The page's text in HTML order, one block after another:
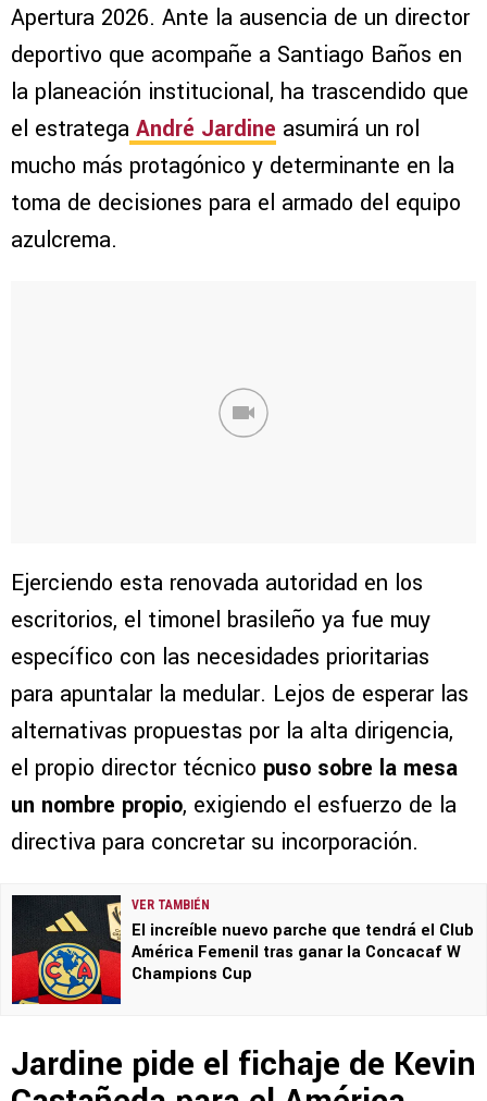
Apertura 2026. Ante la ausencia de un director
deportivo que acompañe a Santiago Baños en
la planeación institucional, ha trascendido que
el estratega André Jardine asumirá un rol
mucho más protagónico y determinante en la
toma de decisiones para el armado del equipo
azulcrema.
Ejerciendo esta renovada autoridad en los
escritorios, el timonel brasileño ya fue muy
específico con las necesidades prioritarias
para apuntalar la medular. Lejos de esperar las
alternativas propuestas por la alta dirigencia,
el propio director técnico puso sobre la mesa
un nombre propio, exigiendo el esfuerzo de la
directiva para concretar su incorporación.
VER TAMBIÉN
El increíble nuevo parche que tendrá el Club
América Femenil tras ganar la Concacaf W
Champions Cup
Jardine pide el fichaje de Kevin